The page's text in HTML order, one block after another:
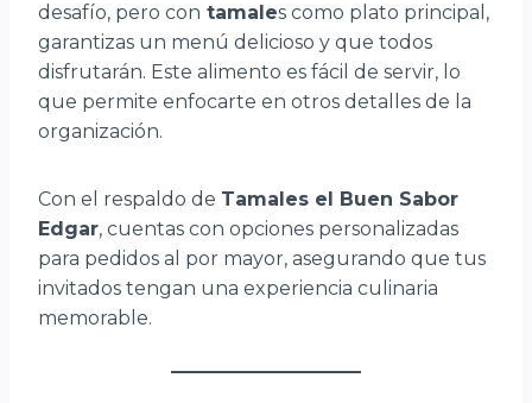
desafío, pero con tamales como plato principal,
garantizas un menú delicioso y que todos
disfrutarán. Este alimento es fácil de servir, lo
que permite enfocarte en otros detalles de la
organización.
Con el respaldo de Tamales el Buen Sabor
Edgar, cuentas con opciones personalizadas
para pedidos al por mayor, asegurando que tus
invitados tengan una experiencia culinaria
memorable.